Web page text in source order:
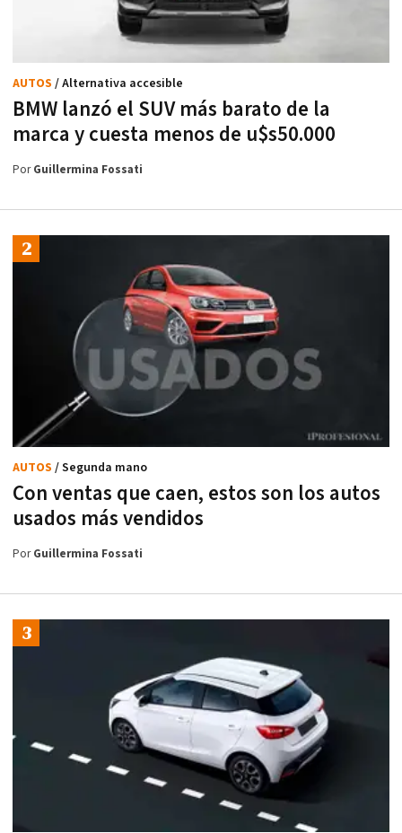
BMW lanzó el SUV más barato de la
marca y cuesta menos de u$s50.000
AUTOS / Alternativa accesible
PorGuillermina Fossati
Con ventas que caen, estos son los autos
usados más vendidos
AUTOS / Segunda mano
PorGuillermina Fossati